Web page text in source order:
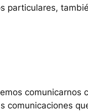
particulares,
comunicarnos
comunicaciones